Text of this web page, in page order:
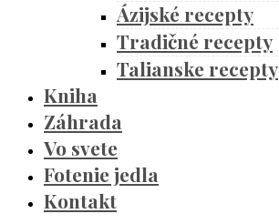
Ázijské recepty
Tradičné recepty
Talianske recepty
Kniha
Záhrada
Vo svete
Fotenie jedla
Kontakt